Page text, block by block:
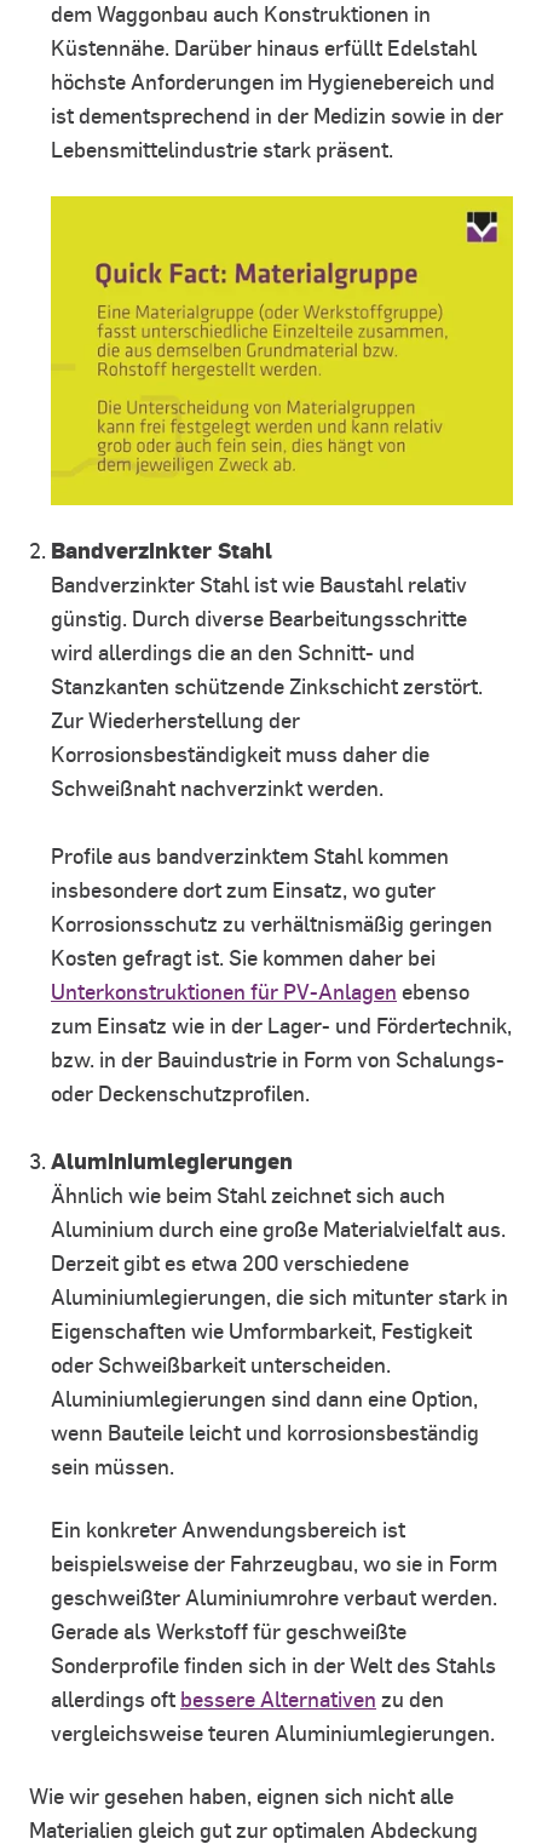
dem Waggonbau auch Konstruktionen in
Küstennähe. Darüber hinaus erfüllt Edelstahl
höchste Anforderungen im Hygienebereich und
ist dementsprechend in der Medizin sowie in der
Lebensmittelindustrie stark präsent.
Bandverzinkter Stahl
Bandverzinkter Stahl ist wie Baustahl relativ
günstig. Durch diverse Bearbeitungsschritte
wird allerdings die an den Schnitt- und
Stanzkanten schützende Zinkschicht zerstört.
Zur Wiederherstellung der
Korrosionsbeständigkeit muss daher die
Schweißnaht nachverzinkt werden.
Profile aus bandverzinktem Stahl kommen
insbesondere dort zum Einsatz, wo guter
Korrosionsschutz zu verhältnismäßig geringen
Kosten gefragt ist. Sie kommen daher bei
Unterkonstruktionen für PV-Anlagen ebenso
zum Einsatz wie in der Lager- und Fördertechnik,
bzw. in der Bauindustrie in Form von Schalungs-
oder Deckenschutzprofilen.
Aluminiumlegierungen
Ähnlich wie beim Stahl zeichnet sich auch
Aluminium durch eine große Materialvielfalt aus.
Derzeit gibt es etwa 200 verschiedene
Aluminiumlegierungen, die sich mitunter stark in
Eigenschaften wie Umformbarkeit, Festigkeit
oder Schweißbarkeit unterscheiden.
Aluminiumlegierungen sind dann eine Option,
wenn Bauteile leicht und korrosionsbeständig
sein müssen.
Ein konkreter Anwendungsbereich ist
beispielsweise der Fahrzeugbau, wo sie in Form
geschweißter Aluminiumrohre verbaut werden.
Gerade als Werkstoff für geschweißte
Sonderprofile finden sich in der Welt des Stahls
allerdings oft bessere Alternativen zu den
vergleichsweise teuren Aluminiumlegierungen.
Wie wir gesehen haben, eignen sich nicht alle
Materialien gleich gut zur optimalen Abdeckung